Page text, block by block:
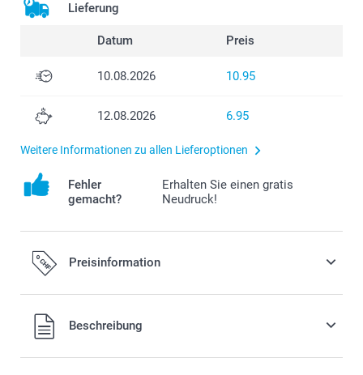
Lieferung
Datum Preis
10.08.2026 10.95
12.08.2026 6.95
Weitere Informationen zu allen Lieferoptionen
Fehler
gemacht?
Erhalten Sie einen gratis
Neudruck!
Preisinformation
Alle Preise verstehen sich in Schweizer Franken (CHF) inkl.
MwSt. und zzgl. Versandkosten.
Beschreibung